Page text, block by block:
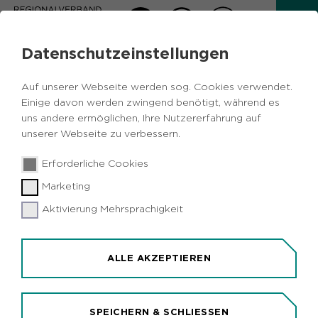
Datenschutzeinstellungen
Auf unserer Webseite werden sog. Cookies verwendet.
Einige davon werden zwingend benötigt, während es
uns andere ermöglichen, Ihre Nutzererfahrung auf
unserer Webseite zu verbessern.
Erforderliche Cookies
Marketing
Aktivierung Mehrsprachigkeit
ALLE AKZEPTIEREN
SPEICHERN & SCHLIESSEN
AKTUELLES
Zurück
Metropole Ruhr
TU Dortmund testet Training-Apps für
Kinder mit Lernstörungen
Dortmund (idr). Die Technische Universität
Dortmund startet eine Studie zum onlinebasierten
Rechnen sollen durch Lern-Apps spielerisch